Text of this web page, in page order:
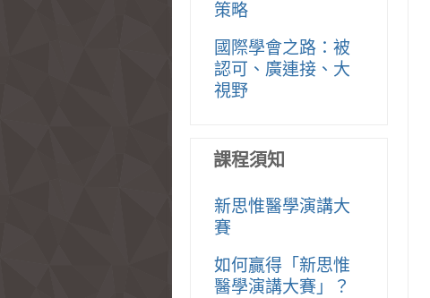
策略
國際學會之路：被
認可、廣連接、大
視野
課程須知
新思惟醫學演講大
賽
如何贏得「新思惟
醫學演講大賽」？